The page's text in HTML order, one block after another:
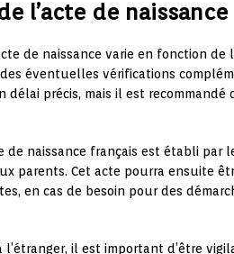
l’acte de
de naissance varie en fonction de
éventuelles vérifications
précis, mais il est recommandé
naissance français est établi par
parents. Cet acte pourra ensuite
en cas de besoin pour des
l’étranger, il est important d’être